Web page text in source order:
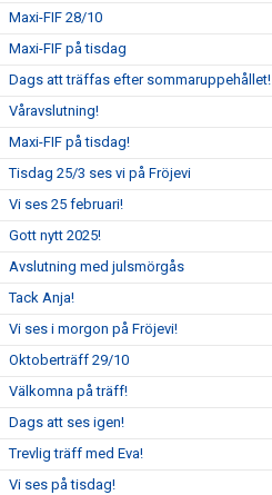
Maxi-FIF 28/10
Maxi-FIF på tisdag
Dags att träffas efter sommaruppehållet!
Våravslutning!
Maxi-FIF på tisdag!
Tisdag 25/3 ses vi på Fröjevi
Vi ses 25 februari!
Gott nytt 2025!
Avslutning med julsmörgås
Tack Anja!
Vi ses i morgon på Fröjevi!
Oktoberträff 29/10
Välkomna på träff!
Dags att ses igen!
Trevlig träff med Eva!
Vi ses på tisdag!